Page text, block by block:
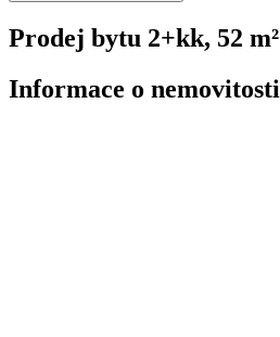
Prodej bytu 2+kk, 52 m²
Informace o nemovitosti